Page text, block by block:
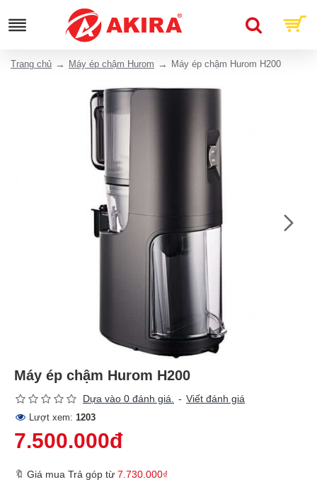
Trang chủ Máy ép chậm Hurom Máy ép chậm Hurom H200
Máy ép chậm Hurom H200
Dựa vào 0 đánh giá. - Viết đánh giá
Lượt xem: 1203
7.500.000đ
🔖 Giá mua Trả góp từ 7.730.000₫